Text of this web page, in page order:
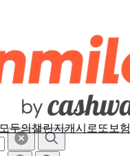
모두의챌린지캐시로또 보험